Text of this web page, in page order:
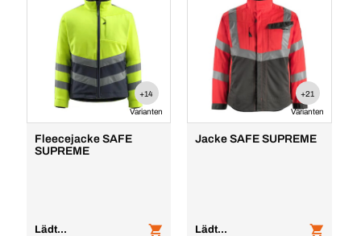
+14
Varianten
Fleecejacke SAFE
SUPREME
Lädt...
+21
Varianten
Jacke SAFE SUPREME
Lädt...